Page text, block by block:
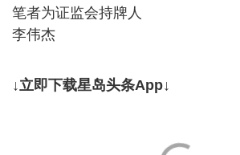
笔者为证监会持牌人
李伟杰
↓立即下载星岛头条App↓